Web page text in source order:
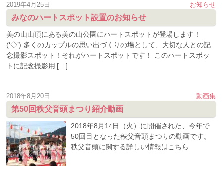
お知らせ
2019年4月25日
みなのハートスポット設置のお知らせ
美の山山頂にある美の山公園にハートスポットが登場します！
(‘◇’) 多くのカップルの思い出づくりの場として、大切な人との記
念撮影スポット！それがハートスポットです！ このハートスポッ
トに記念撮影用 […]
動画集
2018年8月20日
第50回秩父音頭まつり紹介動画
2018年8月14日（火）に開催された、今年で
50回目となった秩父音頭まつりの動画です。
秩父音頭に関する詳しい情報はこちら